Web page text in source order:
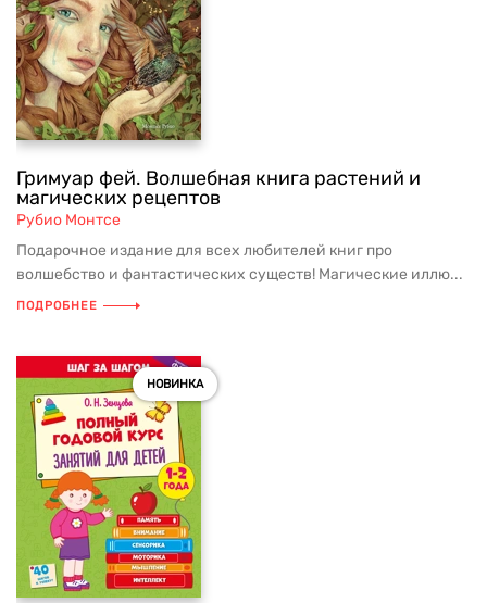
Гримуар фей. Волшебная книга растений и
магических рецептов
Рубио Монтсе
Подарочное издание для всех любителей книг про
волшебство и фантастических существ! Магические иллю...
ПОДРОБНЕЕ
НОВИНКА